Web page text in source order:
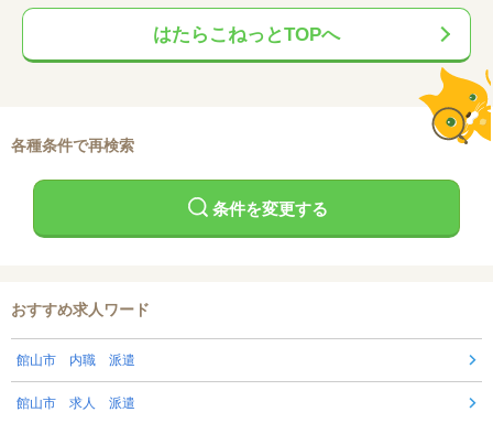
はたらこねっとTOPへ
各種条件で再検索
条件を変更する
おすすめ求人ワード
館山市 内職 派遣
館山市 求人 派遣